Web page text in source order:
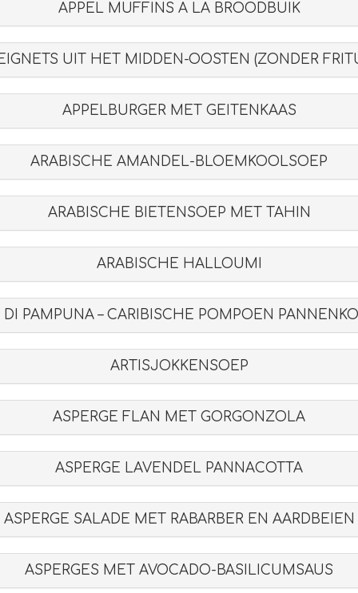
APPEL MUFFINS À LA BROODBUIK
UIT HET MIDDEN-OOSTEN (ZONDER
APPELBURGER MET GEITENKAAS
ARABISCHE AMANDEL-BLOEMKOOLSOEP
ARABISCHE BIETENSOEP MET TAHIN
ARABISCHE HALLOUMI
DI PAMPUNA – CARIBISCHE POMPOEN
ARTISJOKKENSOEP
ASPERGE FLAN MET GORGONZOLA
ASPERGE LAVENDEL PANNACOTTA
ASPERGE SALADE MET RABARBER EN AARDBEIEN
ASPERGES MET AVOCADO-BASILICUMSAUS